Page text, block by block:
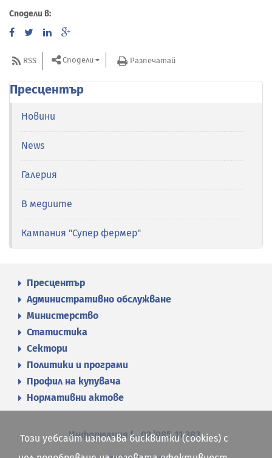
Сподели в:
RSS Сподели Разпечатай
Пресцентър
Новини
News
Галерия
В медиите
Кампания "Супер фермер"
Пресцентър
Административно обслужване
Министерство
Статистика
Сектори
Политики и програми
Профил на купувача
Нормативни актове
Информация 02/985 11 383
Този уебсайт използва бисквитки (cookies) с